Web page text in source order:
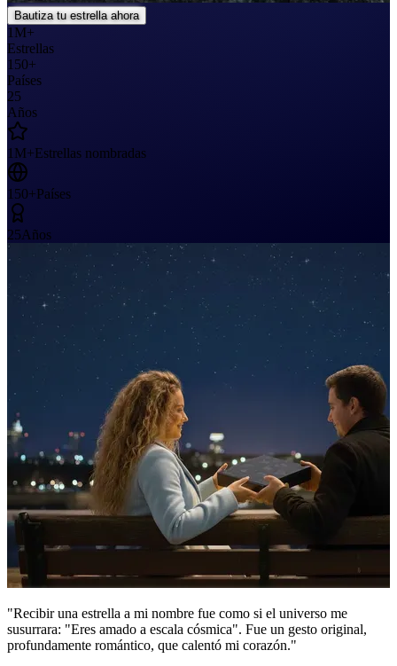
Bautiza tu estrella ahora
1M+
Estrellas
150+
Países
25
Años
1M+Estrellas nombradas
150+Países
25Años
"Recibir una estrella a mi nombre fue como si el universo me
susurrara: "Eres amado a escala cósmica". Fue un gesto original,
profundamente romántico, que calentó mi corazón."